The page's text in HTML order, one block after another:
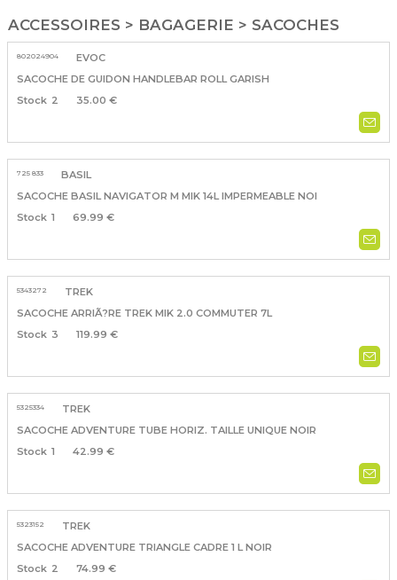
ACCESSOIRES > BAGAGERIE > SACOCHES
802024904
EVOC
SACOCHE DE GUIDON HANDLEBAR ROLL GARISH
2
35.00 €
725 833
BASIL
SACOCHE BASIL NAVIGATOR M MIK 14L IMPERMEABLE NOI
1
69.99 €
5343272
TREK
SACOCHE ARRIÃ?RE TREK MIK 2.0 COMMUTER 7L
3
119.99 €
5325334
TREK
SACOCHE ADVENTURE TUBE HORIZ. TAILLE UNIQUE NOIR
1
42.99 €
5323152
TREK
SACOCHE ADVENTURE TRIANGLE CADRE 1 L NOIR
2
74.99 €